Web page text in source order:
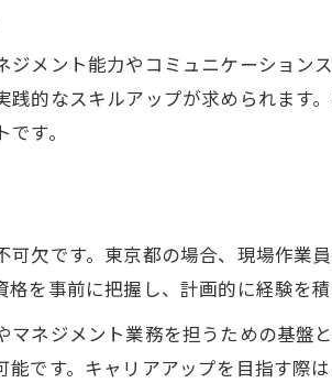
京都の造園キャリア術
が昇進に与える影響
利な造園資格と活かし方
造園技術者の資格戦略
造園リーダーの秘訣
価されるリーダー像
業界の現場管理ポイント
造園リーダーの資質とは
メント能力やコミュニケーション
的なスキルアップが求められます
す。
欠です。東京都の場合、現場作業
を事前に把握し、計画的に経験を
ネジメント業務を担うための基盤
です。キャリアアップを目指す際